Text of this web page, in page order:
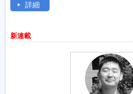
詳細
新連載